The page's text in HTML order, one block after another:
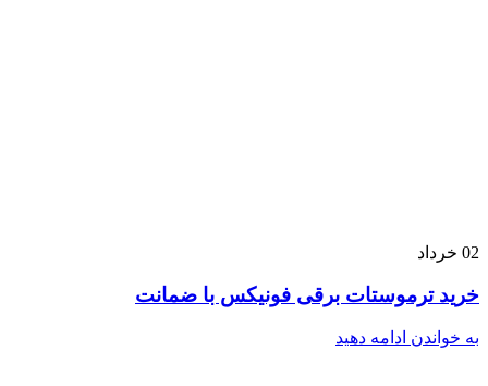
02 خرداد
خرید ترموستات برقی فونیکس با ضمانت
به خواندن ادامه دهید